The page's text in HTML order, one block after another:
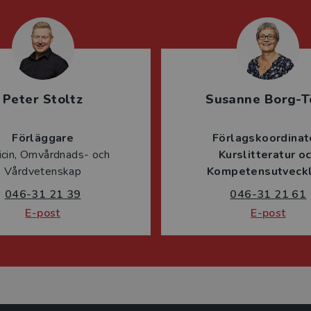
Peter Stoltz
Förläggare
Omvårdnads- och
Vårdvetenskap
046-31 21 39
E-post
Susanne Borg-
Kurslitteratur
046-31 21 61
E-post